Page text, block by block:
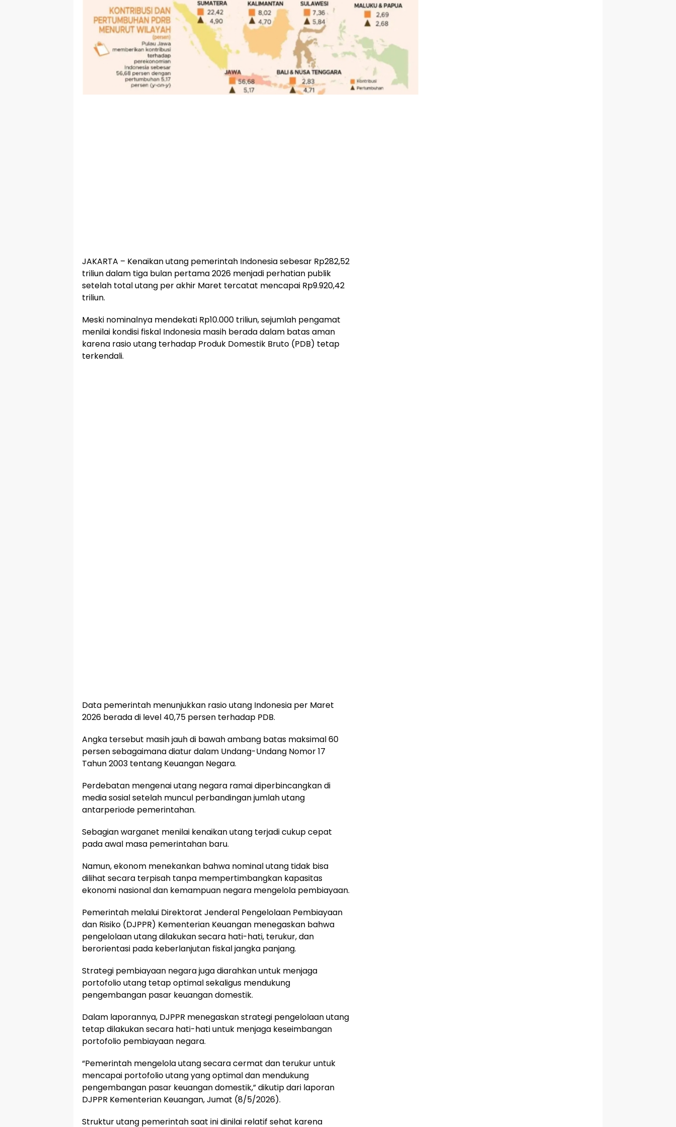
JAKARTA – Kenaikan utang pemerintah Indonesia sebesar Rp282,52
triliun dalam tiga bulan pertama 2026 menjadi perhatian publik
setelah total utang per akhir Maret tercatat mencapai Rp9.920,42
triliun.
Meski nominalnya mendekati Rp10.000 triliun, sejumlah pengamat
menilai kondisi fiskal Indonesia masih berada dalam batas aman
karena rasio utang terhadap Produk Domestik Bruto (PDB) tetap
terkendali.
Data pemerintah menunjukkan rasio utang Indonesia per Maret
2026 berada di level 40,75 persen terhadap PDB.
Angka tersebut masih jauh di bawah ambang batas maksimal 60
persen sebagaimana diatur dalam Undang-Undang Nomor 17
Tahun 2003 tentang Keuangan Negara.
Perdebatan mengenai utang negara ramai diperbincangkan di
media sosial setelah muncul perbandingan jumlah utang
antarperiode pemerintahan.
Sebagian warganet menilai kenaikan utang terjadi cukup cepat
pada awal masa pemerintahan baru.
Namun, ekonom menekankan bahwa nominal utang tidak bisa
dilihat secara terpisah tanpa mempertimbangkan kapasitas
ekonomi nasional dan kemampuan negara mengelola pembiayaan.
Pemerintah melalui Direktorat Jenderal Pengelolaan Pembiayaan
dan Risiko (DJPPR) Kementerian Keuangan menegaskan bahwa
pengelolaan utang dilakukan secara hati-hati, terukur, dan
berorientasi pada keberlanjutan fiskal jangka panjang.
Strategi pembiayaan negara juga diarahkan untuk menjaga
portofolio utang tetap optimal sekaligus mendukung
pengembangan pasar keuangan domestik.
Dalam laporannya, DJPPR menegaskan strategi pengelolaan utang
tetap dilakukan secara hati-hati untuk menjaga keseimbangan
portofolio pembiayaan negara.
“Pemerintah mengelola utang secara cermat dan terukur untuk
mencapai portofolio utang yang optimal dan mendukung
pengembangan pasar keuangan domestik,” dikutip dari laporan
DJPPR Kementerian Keuangan, Jumat (8/5/2026).
Struktur utang pemerintah saat ini dinilai relatif sehat karena